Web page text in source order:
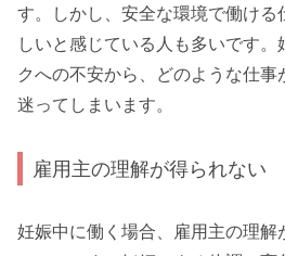
す。しかし、安全な環境で働ける
しいと感じている人も多いです。
クへの不安から、どのような仕
迷ってしまいます。
雇用主の理解が得られない
妊娠中に働く場合、雇用主の理解